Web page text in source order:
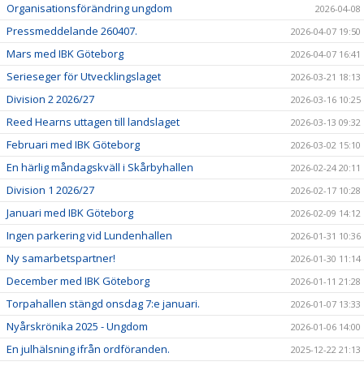
Organisationsförändring ungdom 2026-04-08
Pressmeddelande 260407. 2026-04-07 19:50
Mars med IBK Göteborg 2026-04-07 16:41
Serieseger för Utvecklingslaget 2026-03-21 18:13
Division 2 2026/27 2026-03-16 10:25
Reed Hearns uttagen till landslaget 2026-03-13 09:32
Februari med IBK Göteborg 2026-03-02 15:10
En härlig måndagskväll i Skårbyhallen 2026-02-24 20:11
Division 1 2026/27 2026-02-17 10:28
Januari med IBK Göteborg 2026-02-09 14:12
Ingen parkering vid Lundenhallen 2026-01-31 10:36
Ny samarbetspartner! 2026-01-30 11:14
December med IBK Göteborg 2026-01-11 21:28
Torpahallen stängd onsdag 7:e januari. 2026-01-07 13:33
Nyårskrönika 2025 - Ungdom 2026-01-06 14:00
En julhälsning ifrån ordföranden. 2025-12-22 21:13